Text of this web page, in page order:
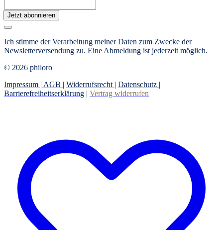
Jetzt abonnieren
Ich stimme der Verarbeitung meiner Daten zum Zwecke der
Newsletterversendung zu. Eine Abmeldung ist jederzeit möglich.
© 2026 philoro
Impressum | AGB | Widerrufsrecht | Datenschutz |
Barrierefreiheitserklärung | Vertrag widerrufen